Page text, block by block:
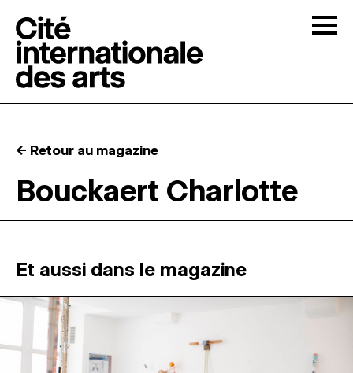
RÉSIDENCES ↓
ATELIERS OUVERTS
PROGRAMMATION
MAGAZINE
← Retour au magazine
Bouckaert Charlotte
Et aussi dans le magazine